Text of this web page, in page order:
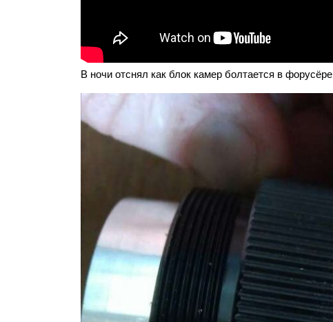
В ночи отснял как блок камер болтается в форусёре